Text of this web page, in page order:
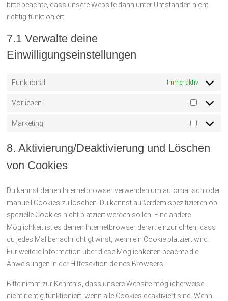
bitte beachte, dass unsere Website dann unter Umständen nicht
richtig funktioniert.
7.1 Verwalte deine
Einwilligungseinstellungen
Funktional Immer aktiv
Vorlieben
Vorlieben
Marketing
8. Aktivierung/Deaktivierung und Löschen
von Cookies
Du kannst deinen Internetbrowser verwenden um automatisch oder
manuell Cookies zu löschen. Du kannst außerdem spezifizieren ob
spezielle Cookies nicht platziert werden sollen. Eine andere
Möglichkeit ist es deinen Internetbrowser derart einzurichten, dass
du jedes Mal benachrichtigt wirst, wenn ein Cookie platziert wird.
Für weitere Information über diese Möglichkeiten beachte die
Anweisungen in der Hilfesektion deines Browsers.
Bitte nimm zur Kenntnis, dass unsere Website möglicherweise
nicht richtig funktioniert, wenn alle Cookies deaktiviert sind. Wenn